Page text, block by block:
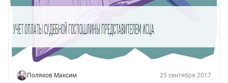
Поляков Максим 25 сентября 2017